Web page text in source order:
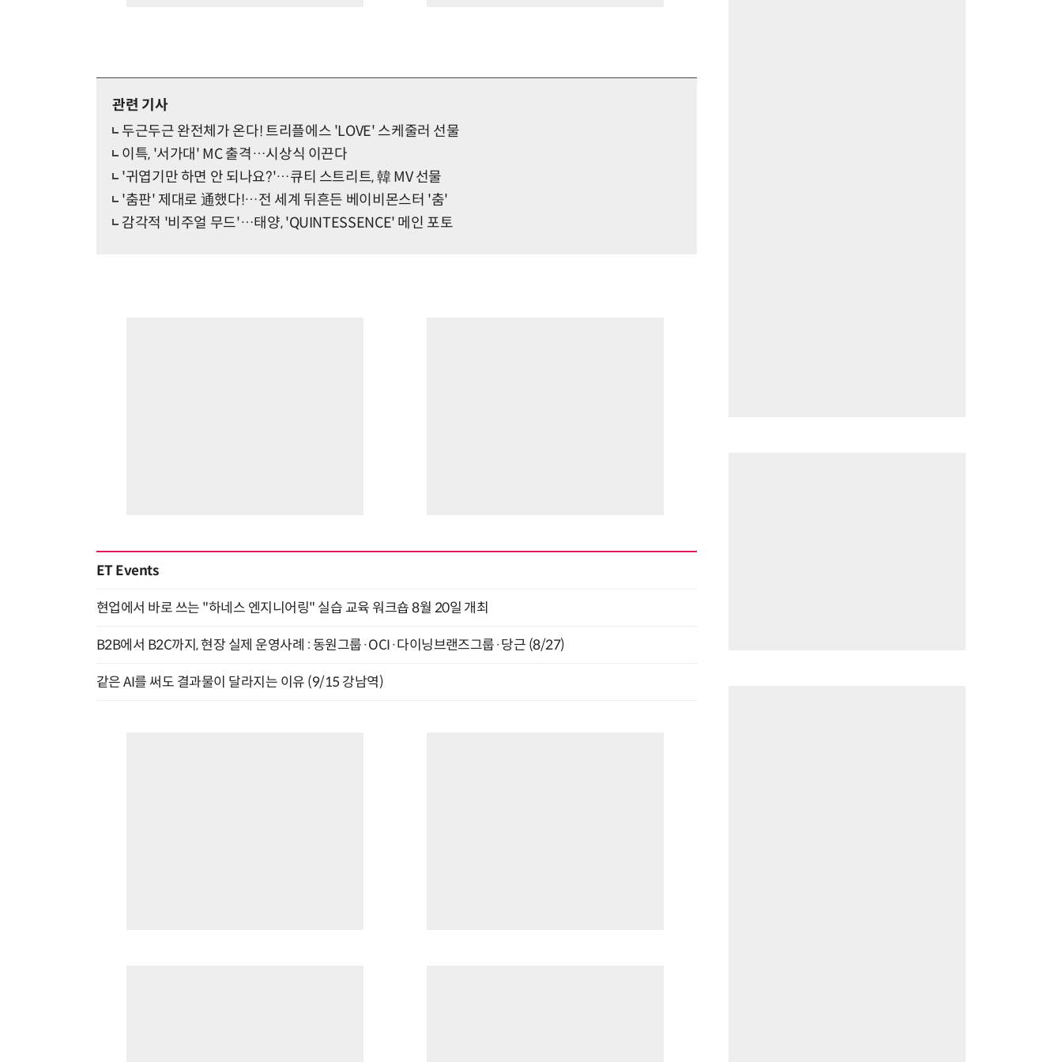
관련 기사
두근두근 완전체가 온다! 트리플에스 'LOVE' 스케줄러 선물
이특, '서가대' MC 출격…시상식 이끈다
'귀엽기만 하면 안 되나요?'…큐티 스트리트, 韓 MV 선물
'춤판' 제대로 通했다!…전 세계 뒤흔든 베이비몬스터 '춤'
감각적 '비주얼 무드'…태양, 'QUINTESSENCE' 메인 포토
ET Events
현업에서 바로 쓰는 "하네스 엔지니어링" 실습 교육 워크숍 8월 20일 개최
B2B에서 B2C까지, 현장 실제 운영사례 : 동원그룹·OCI·다이닝브랜즈그룹·당근 (8/27)
같은 AI를 써도 결과물이 달라지는 이유 (9/15 강남역)